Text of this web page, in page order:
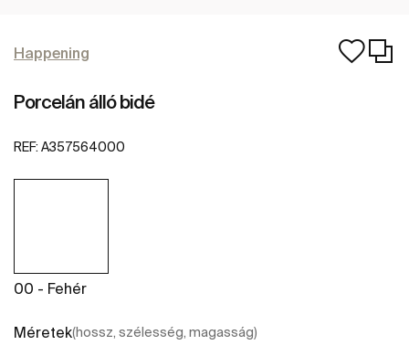
Happening
Porcelán álló bidé
REF: A357564000
00 - Fehér
Méretek(hossz, szélesség, magasság)